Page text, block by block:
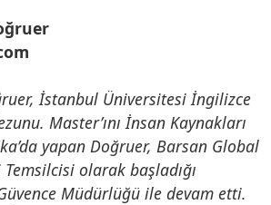
İstanbul Üniversitesi İngilizce
Master’ını İnsan Kaynakları
yapan Doğruer, Barsan Global
olarak başladığı
Müdürlüğü ile devam etti.